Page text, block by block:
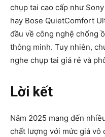
chụp tai cao cấp như
hay Bose QuietComfort
đầu về công nghệ chống
thông minh. Tuy nhiên,
nghe chụp tai giá rẻ và
Lời kết
Năm 2025 mang đến
chất lượng với mức giá vô